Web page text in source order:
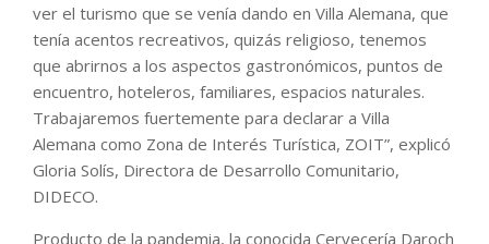
ver el turismo que se venía dando en Villa Alemana, que
tenía acentos recreativos, quizás religioso, tenemos
que abrirnos a los aspectos gastronómicos, puntos de
encuentro, hoteleros, familiares, espacios naturales.
Trabajaremos fuertemente para declarar a Villa
Alemana como Zona de Interés Turística, ZOIT”, explicó
Gloria Solís, Directora de Desarrollo Comunitario,
DIDECO.
Producto de la pandemia, la conocida Cervecería Daroch